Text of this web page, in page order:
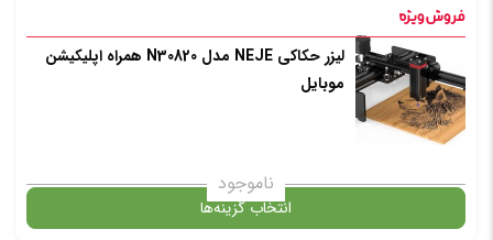
در حال حاضر این محصول در انبار موجود نیست و در دسترس نمی باشد.
✧ چت با پشتیبان واتس آپ
لیزر حکاکی NEJE مدل N30820 همراه اپلیکیشن
موبایل
ناموجود
انتخاب گزینه‌ها